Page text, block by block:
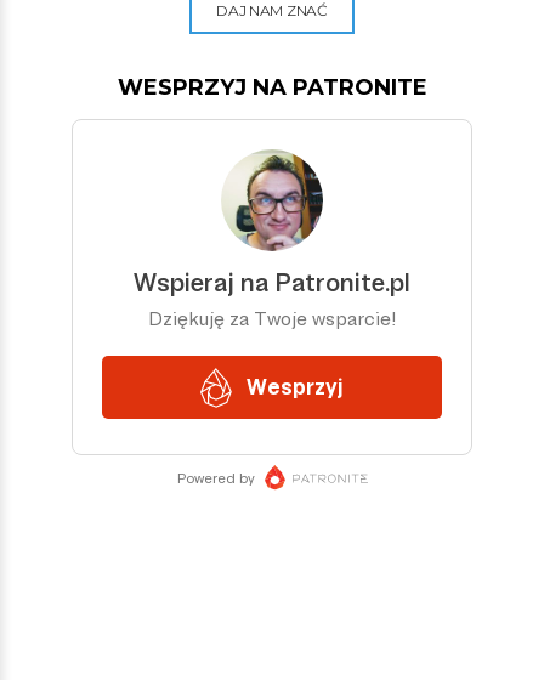
DAJ NAM ZNAĆ
WESPRZYJ NA PATRONITE